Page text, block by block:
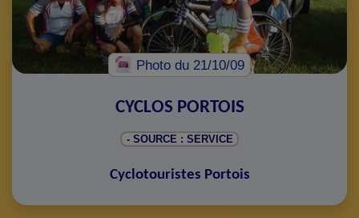
Photo du 21/10/09
CYCLOS PORTOIS
- SOURCE : SERVICE
Cyclotouristes Portois